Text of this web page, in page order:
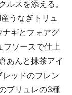
ルスを添える。
うなぎトリュ
ギとフォアグ
ソースで仕上
あんと抹茶アイ
ッドのフレン
ブリュレの3種